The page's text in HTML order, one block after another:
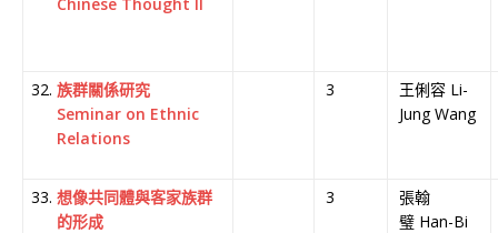
族群關係研究
Seminar on Ethnic
Relations
3
王俐容 Li-
Jung Wang
想像共同體與客家族群
的形成
3
張翰
璧 Han-Bi